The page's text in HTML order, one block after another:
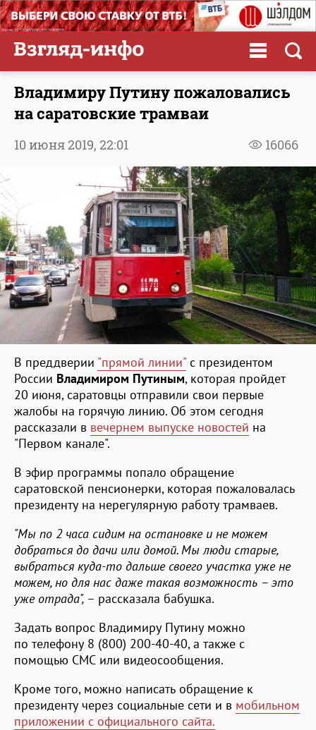
Владимиру Путину пожаловались
на саратовские трамваи
16066
10 июня 2019, 22:01
В преддверии "прямой линии" с президентом
России Владимиром Путиным, которая пройдет
20 июня, саратовцы отправили свои первые
жалобы на горячую линию. Об этом сегодня
рассказали в вечернем выпуске новостей на
"Первом канале".
В эфир программы попало обращение
саратовской пенсионерки, которая пожаловалась
президенту на нерегулярную работу трамваев.
"Мы по 2 часа сидим на остановке и не можем
добраться до дачи или домой. Мы люди старые,
выбраться куда-то дальше своего участка уже не
можем, но для нас даже такая возможность – это
уже отрада", – рассказала бабушка.
Задать вопрос Владимиру Путину можно
по телефону 8 (800) 200-40-40, а также с
помощью СМС или видеосообщения.
Кроме того, можно написать обращение к
президенту через социальные сети и в мобильном
приложении с официального сайта.